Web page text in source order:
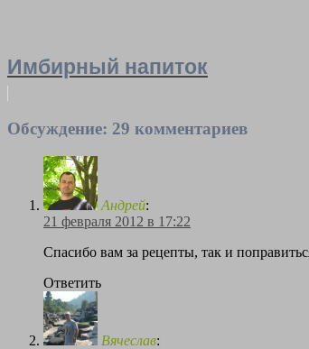
Имбирный напиток
Обсуждение: 29 комментариев
Андрей:
21 февраля 2012 в 17:22
Спасибо вам за рецепты, так и
Ответить
Вячеслав: